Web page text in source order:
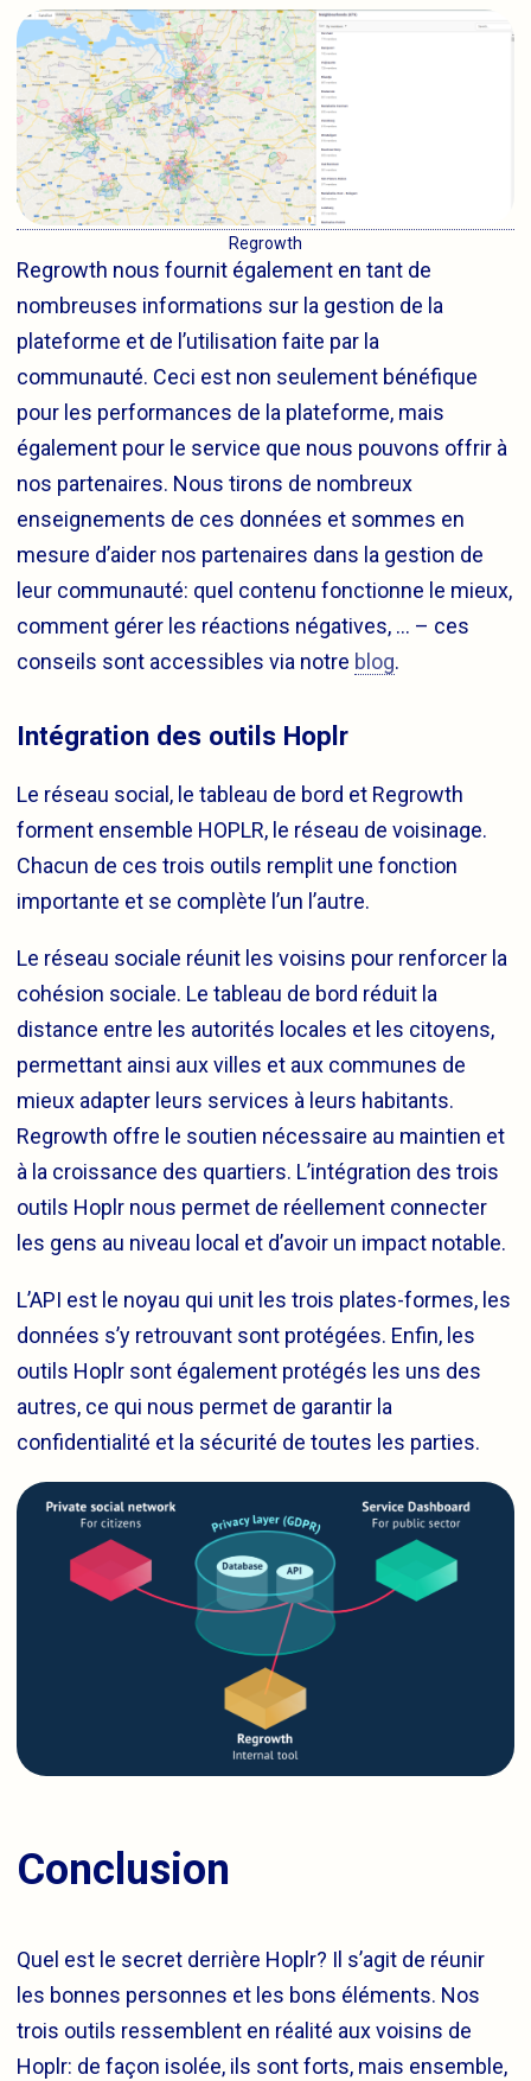
Regrowth
Regrowth nous fournit également en tant de
nombreuses informations sur la gestion de la
plateforme et de l’utilisation faite par la
communauté. Ceci est non seulement bénéfique
pour les performances de la plateforme, mais
également pour le service que nous pouvons offrir à
nos partenaires. Nous tirons de nombreux
enseignements de ces données et sommes en
mesure d’aider nos partenaires dans la gestion de
leur communauté: quel contenu fonctionne le mieux,
comment gérer les réactions négatives, … – ces
conseils sont accessibles via notre blog.
Intégration des outils Hoplr
Le réseau social, le tableau de bord et Regrowth
forment ensemble HOPLR, le réseau de voisinage.
Chacun de ces trois outils remplit une fonction
importante et se complète l’un l’autre.
Le réseau sociale réunit les voisins pour renforcer la
cohésion sociale. Le tableau de bord réduit la
distance entre les autorités locales et les citoyens,
permettant ainsi aux villes et aux communes de
mieux adapter leurs services à leurs habitants.
Regrowth offre le soutien nécessaire au maintien et
à la croissance des quartiers. L’intégration des trois
outils Hoplr nous permet de réellement connecter
les gens au niveau local et d’avoir un impact notable.
L’API est le noyau qui unit les trois plates-formes, les
données s’y retrouvant sont protégées. Enfin, les
outils Hoplr sont également protégés les uns des
autres, ce qui nous permet de garantir la
confidentialité et la sécurité de toutes les parties.
Conclusion
Quel est le secret derrière Hoplr? Il s’agit de réunir
les bonnes personnes et les bons éléments. Nos
trois outils ressemblent en réalité aux voisins de
Hoplr: de façon isolée, ils sont forts, mais ensemble,